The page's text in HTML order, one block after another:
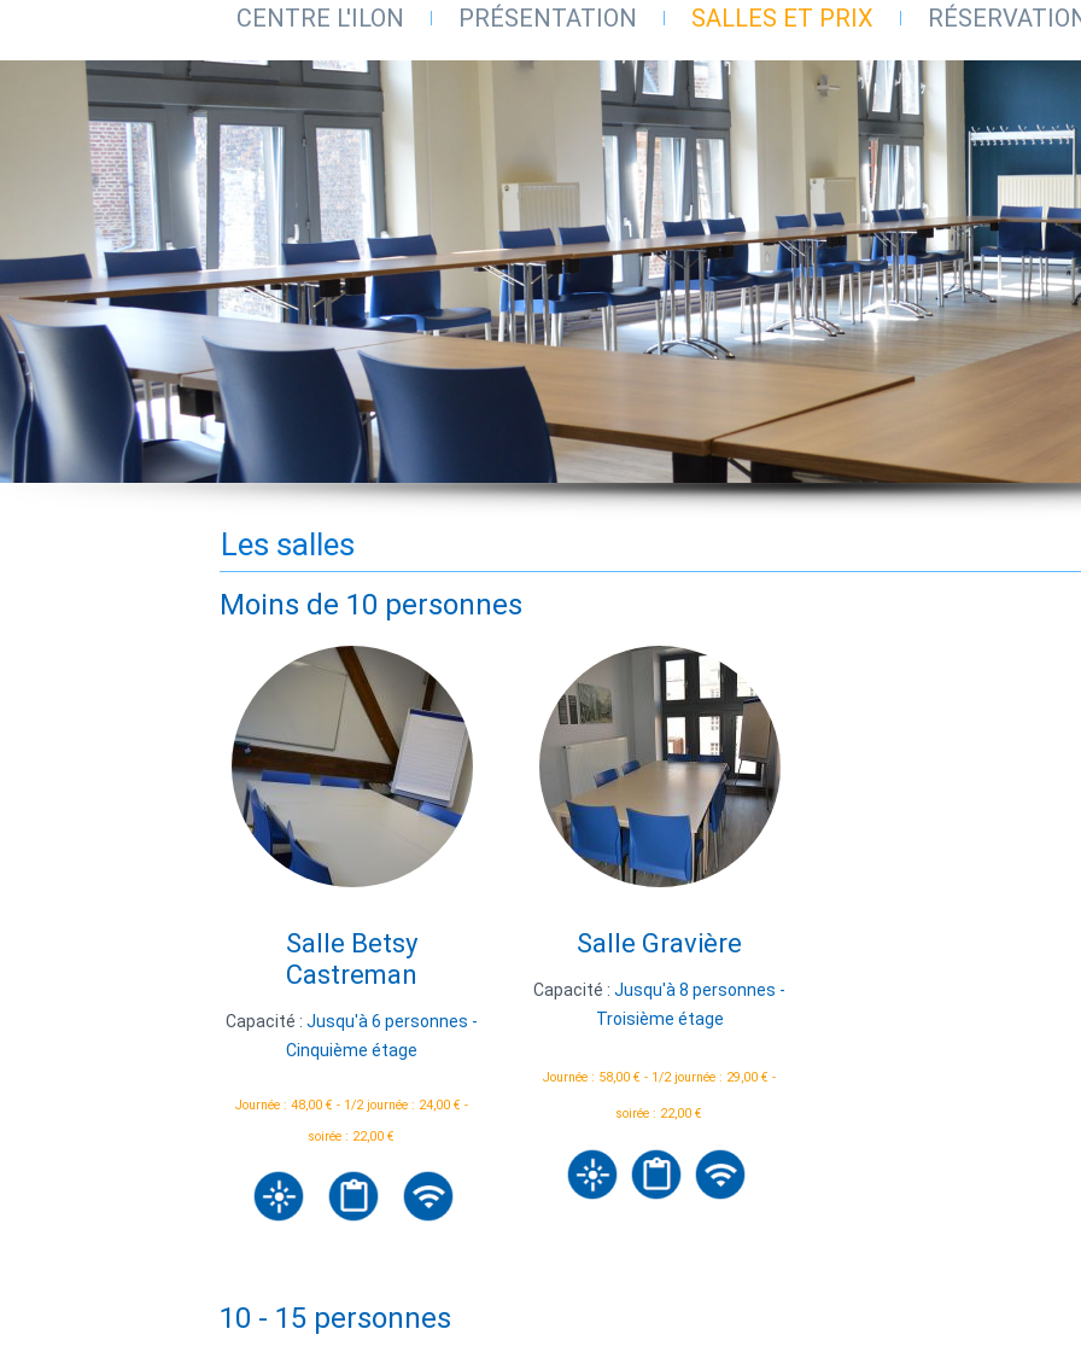
CENTRE L'ILON PRÉSENTATION SALLES ET PRIX
Les salles
Moins de 10 personnes
Salle Betsy
Castreman
Capacité :Jusqu'à 6 personnes -
Cinquième étage
Journée : 48,00 € - 1/2 journée : 24,00 € -
soirée : 22,00 €
Salle Gravière
Capacité :Jusqu'à 8 personnes -
Troisième étage
Journée : 58,00 € - 1/2 journée : 29,00 € -
soirée : 22,00 €
10 - 15 personnes